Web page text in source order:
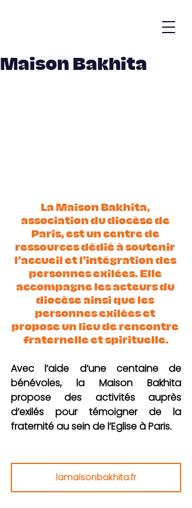
Maison Bakhita
La Maison Bakhita,
association du diocèse de
Paris, est un centre de
ressources dédié à soutenir
l’accueil et l’intégration des
personnes exilées. Elle
accompagne les acteurs du
diocèse ainsi que les
personnes exilées et
propose un lieu de rencontre
fraternelle et spirituelle.
Avec l’aide d’une centaine de
bénévoles, la Maison Bakhita
propose des activités auprès
d’exilés pour témoigner de la
fraternité au sein de l’Eglise à Paris.
lamaisonbakhita.fr